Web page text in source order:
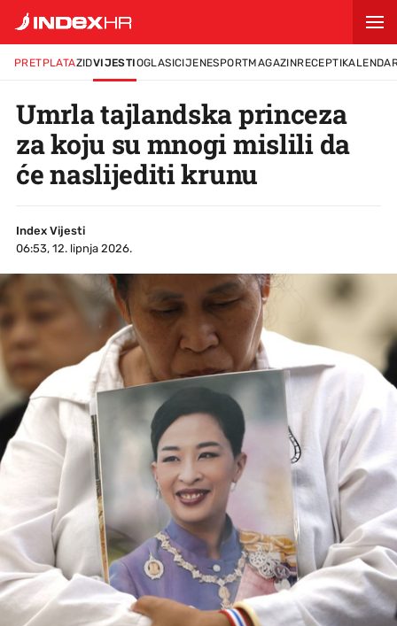
PRETPLATAZIDVIJESTIOGLASICIJENESPORTMAGAZINRECEPTI
Umrla tajlandska princeza
za koju su mnogi mislili da
će naslijediti krunu
Index Vijesti
06:53, 12. lipnja 2026.